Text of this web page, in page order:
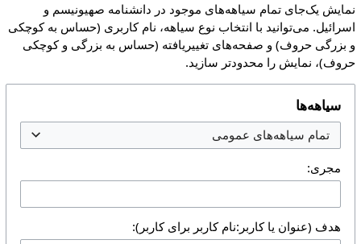
نمایش یک‌جای تمام سیاهه‌های موجود در دانشنامه صهیونیسم و
اسرائیل. می‌توانید با انتخاب نوع سیاهه، نام کاربری (حساس به کوچکی
و بزرگی حروف) و صفحه‌های تغییریافته (حساس به بزرگی و کوچکی
حروف)، نمایش را محدودتر سازید.
سیاهه‌ها
تمام سیاهه‌های عمومی
مجری:
هدف (عنوان یا کاربر:نام کاربر برای کاربر):